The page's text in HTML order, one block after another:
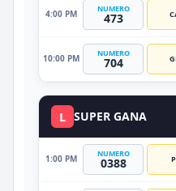
4:00 PM NUMERO
473
10:00 PM NUMERO
704
L SUPER GANA
1:00 PM NUMERO
0388